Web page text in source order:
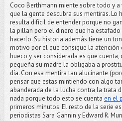
Coco Berthmann miente sobre todo y
que la gente descubra sus mentiras. Lo
resulta difícil de entender porque no
la pillan pero el dinero que ha
hacerlo. Su historia además tiene un
motivo por el que consigue la atención
hueco y ser considerada es que cuenta,
pequeña su madre la obligaba a
día. Con esa mentira tan alucinante
pensar que estas mintiendo con algo
abanderada de la lucha contra la trata
nada porque todo esto se cuenta en el
primeros minutos. El resto de la serie
periodistas Sara Gannin y Edward R.